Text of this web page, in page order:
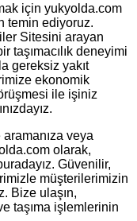
için yukyolda.com
temin ediyoruz.
Sitesini arayan
taşımacılık deneyimi
gereksiz yakıt
ekonomik
ile işiniz
veya
olarak,
Güvenilir,
müşterilerimizin
Bize ulaşın,
taşıma işlemlerinin